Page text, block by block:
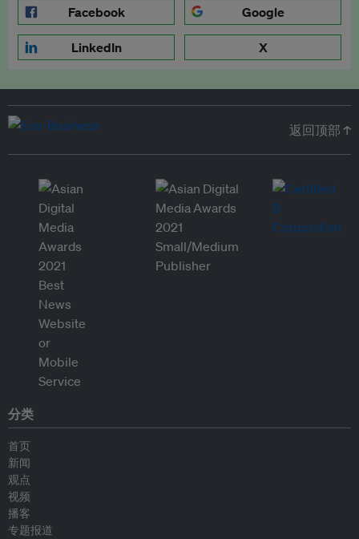
Facebook Google
LinkedIn X
返回顶部 ↑
分类
首页
新闻
观点
视频
播客
专题报道